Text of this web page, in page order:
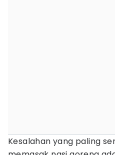
Kesalahan yang paling